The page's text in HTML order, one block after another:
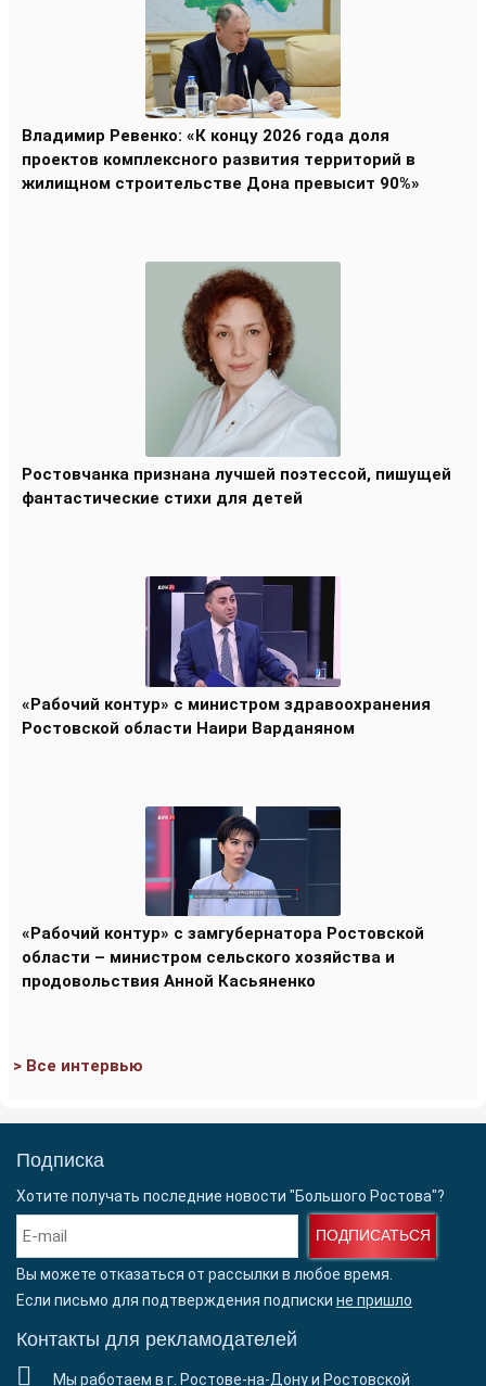
Владимир Ревенко: «К концу 2026 года доля
проектов комплексного развития территорий в
жилищном строительстве Дона превысит 90%»
Ростовчанка признана лучшей поэтессой, пишущей
фантастические стихи для детей
«Рабочий контур» с министром здравоохранения
Ростовской области Наири Варданяном
«Рабочий контур» с замгубернатора Ростовской
области – министром сельского хозяйства и
продовольствия Анной Касьяненко
> Все интервью
Подписка
Хотите получать последние новости "Большого Ростова"?
ПОДПИСАТЬСЯ
Вы можете отказаться от рассылки в любое время.
Если письмо для подтверждения подписки не пришло
Контакты для рекламодателей
Мы работаем в г. Ростове-на-Дону и Ростовской